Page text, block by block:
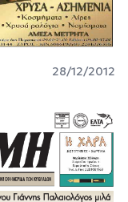
28/12/2012